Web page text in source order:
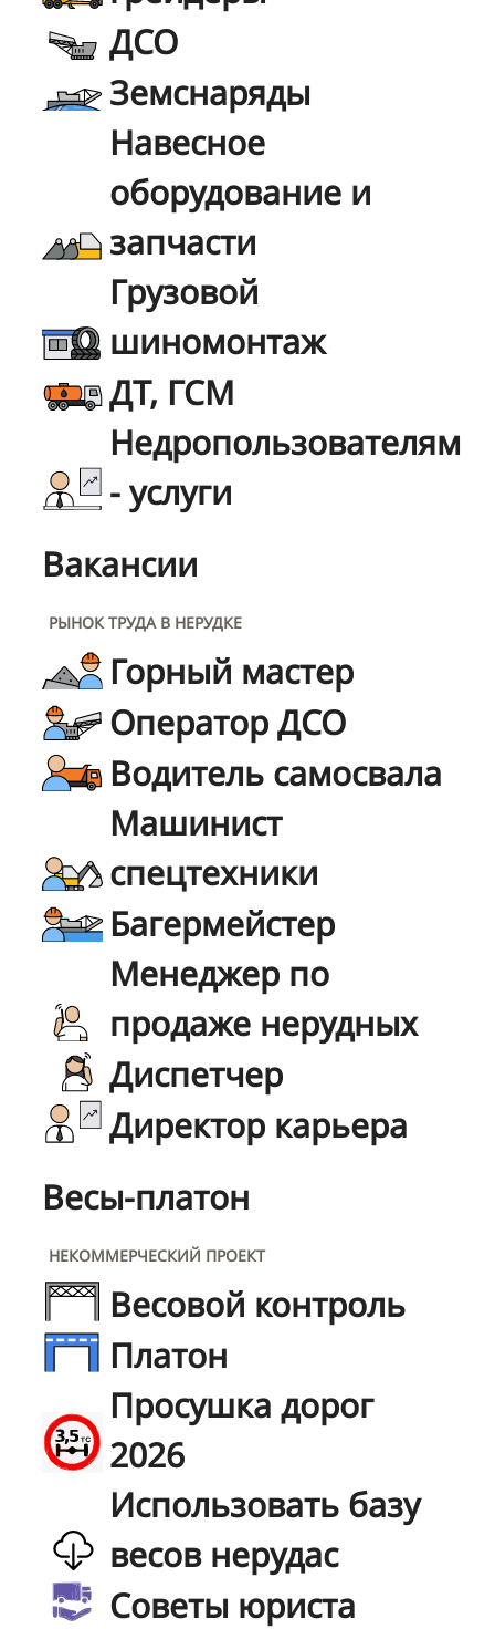
ДСО
Земснаряды
Навесное
оборудование и
запчасти
Грузовой
шиномонтаж
ДТ, ГСМ
Недропользователям
- услуги
Вакансии
РЫНОК ТРУДА В НЕРУДКЕ
Горный мастер
Оператор ДСО
Водитель самосвала
Машинист
спецтехники
Багермейстер
Менеджер по
продаже нерудных
Диспетчер
Директор карьера
Весы-платон
НЕКОММЕРЧЕСКИЙ ПРОЕКТ
Весовой контроль
Платон
Просушка дорог
2026
Использовать базу
весов нерудас
Советы юриста